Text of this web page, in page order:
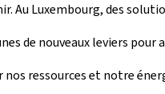
Au Luxembourg, des
de nouveaux leviers
ressources et notre